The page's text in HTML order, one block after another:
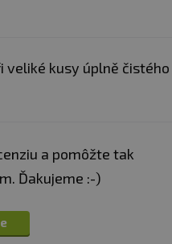
kusy úplně
a pomôžte tak
Ďakujeme :-)